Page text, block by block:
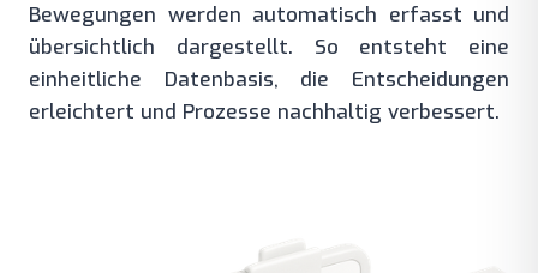
Bewegungen werden automatisch erfasst und
übersichtlich dargestellt. So entsteht eine
einheitliche Datenbasis, die Entscheidungen
erleichtert und Prozesse nachhaltig verbessert.